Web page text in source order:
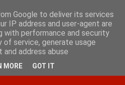
الجمعة 7 أغسطس 2026
الصفحات
Google to deliver its services
IP address and user-agent are
with performance and security
service, generate usage
address abuse.
MORE GOT IT